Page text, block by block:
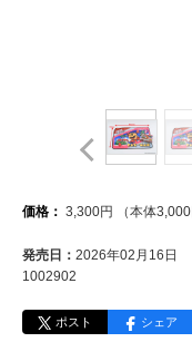
価格： 3,300円 （本体3,000
発売日： 2026年02月16日
1002902
ポスト シェア